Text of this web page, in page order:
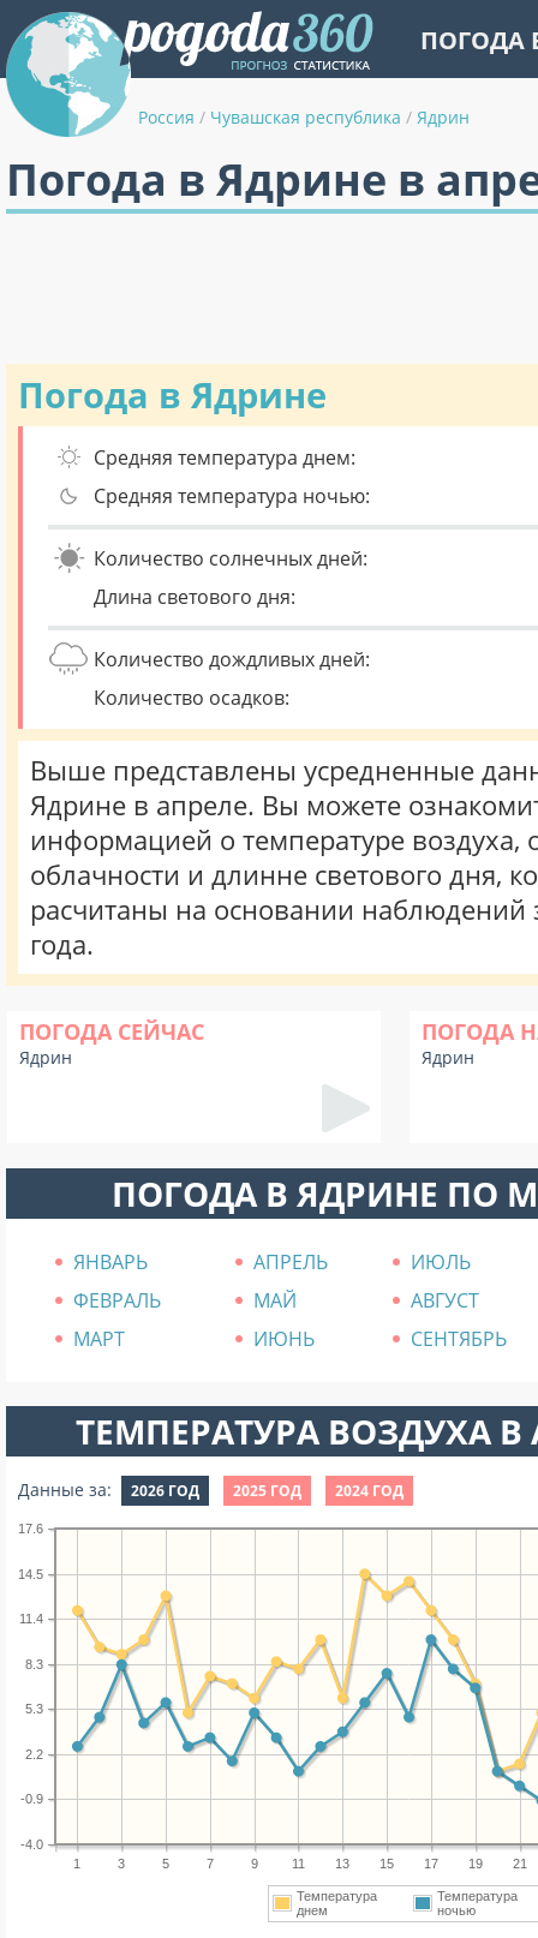
ПОГОДА
Россия / Чувашская республика / Ядрин
Погода в Ядрине в
Погода в Ядрине
Средняя температура днем:
Средняя температура ночью:
Количество солнечных дней:
Длина светового дня:
Количество дождливых дней:
Количество осадков:
Выше представлены усредненные
Ядрине в апреле. Вы можете
информацией о температуре воздуха,
облачности и длинне светового дня,
расчитаны на основании наблюдений
года.
ПОГОДА СЕЙЧАС
Ядрин
ПОГОДА
Ядрин
ПОГОДА В ЯДРИНЕ ПО
ЯНВАРЬ АПРЕЛЬ
ИЮЛЬ
ФЕВРАЛЬ
МАЙ
АВГУСТ
МАРТ
ИЮНЬ СЕНТЯБРЬ
ТЕМПЕРАТУРА ВОЗДУХА В
Данные за: 2026 ГОД 2025 ГОД 2024 ГОД
1 3 5 7 9 11 13 15 17 19 21
-4.0
-0.9
2.2
5.3
8.3
11.4
14.5
17.6
Температура
днем
Температура
ночью